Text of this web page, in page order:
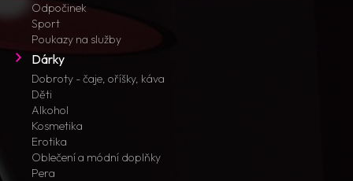
Odpočinek
Sport
Poukazy na služby
Dárky
Dobroty - čaje, oříšky, káva
Děti
Alkohol
Kosmetika
Erotika
Oblečení a módní doplňky
Pera